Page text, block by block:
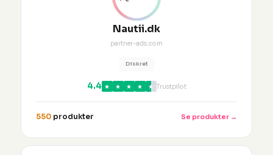
Nautii.dk
partner-ads.com
Diskret
4.4 ★ ★ ★ ★ ★ Trustpilot
550 produkter Se produkter →